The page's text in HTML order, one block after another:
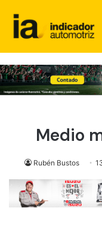
Medio
Rubén Bustos